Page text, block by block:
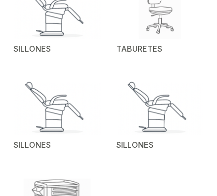
SILLONES TABURETES
SILLONES SILLONES